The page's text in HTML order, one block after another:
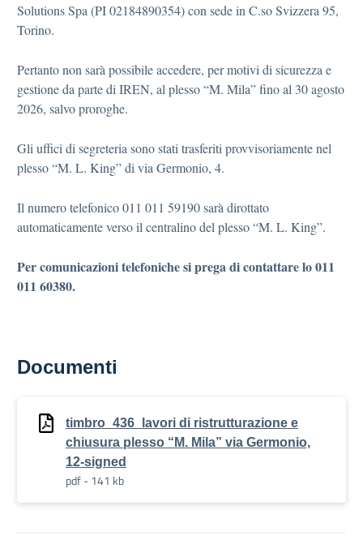
Solutions Spa (PI 02184890354) con sede in C.so Svizzera 95,
Torino.
Pertanto non sarà possibile accedere, per motivi di sicurezza e
gestione da parte di IREN, al plesso “M. Mila” fino al 30 agosto
2026, salvo proroghe.
Gli uffici di segreteria sono stati trasferiti provvisoriamente nel
plesso “M. L. King” di via Germonio, 4.
Il numero telefonico 011 011 59190 sarà dirottato
automaticamente verso il centralino del plesso “M. L. King”.
Per comunicazioni telefoniche si prega di contattare lo 011
011 60380.
Documenti
timbro_436_lavori di ristrutturazione e
chiusura plesso “M. Mila” via Germonio,
12-signed
pdf - 141 kb